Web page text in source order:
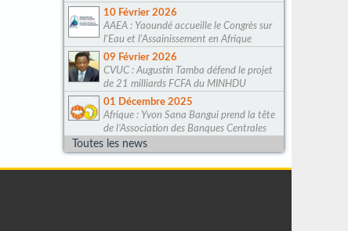
10 Février 2026
AAEA : Yaoundé accueille le Congrès sur
l'Eau et l'Assainissement en Afrique
09 Février 2026
CVUC : Augustin Tamba défend le projet
de 21 milliards FCFA du MINHDU
01 Décembre 2025
Afrique : Yvon Sana Bangui prend la tête
de l’Association des Banques Centrales
Toutes les news